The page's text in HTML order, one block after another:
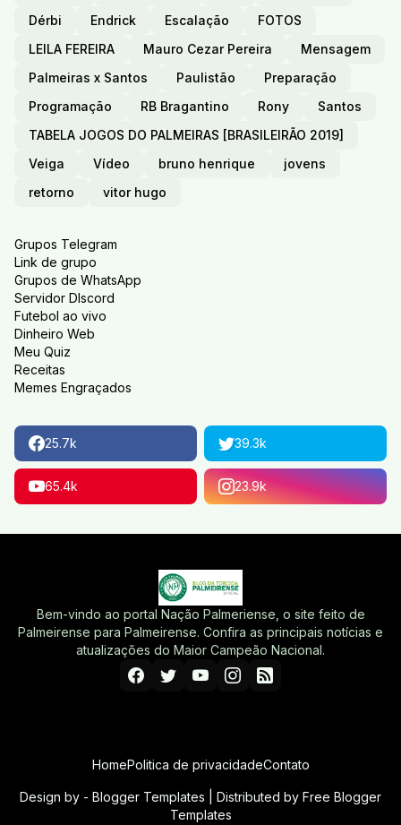
Dérbi
Endrick Escalação
FOTOS
LEILA FEREIRA
Mauro Cezar Pereira
Mensagem
Palmeiras x Santos
Paulistão
Preparação
Programação
RB Bragantino Rony
Santos
TABELA JOGOS DO PALMEIRAS [BRASILEIRÃO 2019]
Veiga
Vídeo bruno henrique
jovens
retorno
vitor hugo
Grupos Telegram
Link de grupo
Grupos de WhatsApp
Servidor DIscord
Futebol ao vivo
Dinheiro Web
Meu Quiz
Receitas
Memes Engraçados
25.7k 39.3k
65.4k 23.9k
Bem-vindo ao portal Nação Palmeriense, o site feito de
Palmeirense para Palmeirense. Confira as principais notícias e
atualizações do Maior Campeão Nacional.
Design by - Blogger Templates | Distributed by Free Blogger
Templates
HomePolitica de privacidadeContato